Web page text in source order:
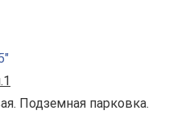
Подземная парковка.